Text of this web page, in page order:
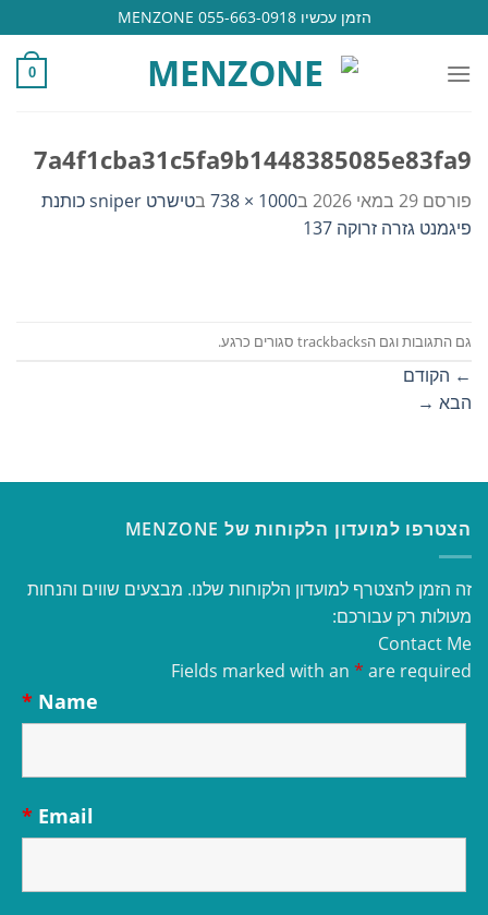
to
content
הזמן עכשיו 055-663-0918 MENZONE
0
7a4f1cba31c5fa9b1448385085e83fa9
פורסם 29 במאי 2026 ב1000 × 738 ב
טישרט sniper כותנת
פיגמנט גזרה זרוקה 137
גם התגובות וגם הtrackbacks סגורים כרגע.
← הקודם
הבא →
הצטרפו למועדון הלקוחות של MENZONE
זה הזמן להצטרף למועדון הלקוחות שלנו. מבצעים שווים והנחות
מעולות רק עבורכם:
Contact Me
Fields marked with an * are required
Name
*
Email
*